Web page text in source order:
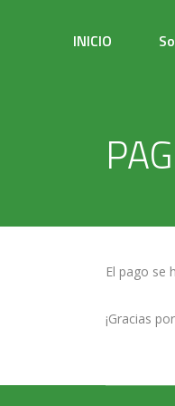
INICIO
El pago se
¡Gracias